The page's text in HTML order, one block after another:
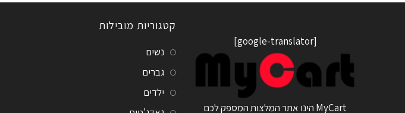
[google-translator]
MyCart הינו אתר המלצות המספק לכם
קטגוריות מובילות
נשים
גברים
ילדים